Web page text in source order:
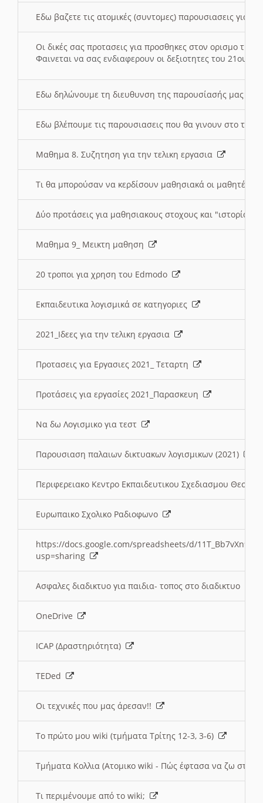
Εδω βαζετε τις ατομικές (συντομες) παρουσιασεις για
Οι δικές σας προτασεις για προσθηκες στον ορισμο
Φαινεται να σας ενδιαφερουν οι δεξιοτητες του 21ου
Εδω δηλώνουμε τη διευθυνση της παρουσίασής μας
Εδω βλέπουμε τις παρουσιασεις που θα γινουν στο
Μαθημα 8. Συζητηση για την τελικη εργασια
Τι θα μπορούσαν να κερδίσουν μαθησιακά οι μαθητές/
Δύο προτάσεις για μαθησιακους στοχους και "ιστορία"
Μαθημα 9_ Μεικτη μαθηση
20 τροποι για χρηση του Edmodo
Εκπαιδευτικα λογισμικά σε κατηγοριες
2021_Ιδεες για την τελικη εργασια
Προτασεις για Εργασιες 2021_ Τεταρτη
Προτάσεις για εργασίες 2021_Παρασκευη
Να δω Λογισμικο για τεστ
Παρουσιαση παλαιων δικτυακων λογισμικων (2021)
Περιφερειακο Κεντρο Εκπαιδευτικου Σχεδιασμου
Ευρωπαικο Σχολικο Ραδιοφωνο
https://docs.google.com/spreadsheets/d/
usp=sharing
Ασφαλες διαδικτυο για παιδια- τοπος στο διαδικτυο
OneDrive
ICAP (Δραστηριότητα)
TEDed
Οι τεχνικές που μας άρεσαν!!
Το πρώτο μου wiki (τμήματα Τρίτης 12-3, 3-6)
Τμήματα Κολλια (Ατομικο wiki - Πώς έφτασα να ζω στην
Τι περιμένουμε από το wiki;